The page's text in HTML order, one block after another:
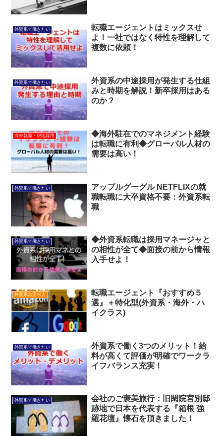
外資系で働きたい
転職エージェントはミックスせ
よ！一社ではなく特性を理解して
複数に依頼！
外資系で働きたい
外資系の中途採用が発生する仕組
みと時期を解説！新卒採用はある
のか？
海外就職・現地採用
◆海外駐在でのマネジメント経験
は転職に有利◆グローバル人材の
需要は高い！
外資系で働きたい
アップルグーグル NETFLIXの就
職転職に大卒資格不要：外資系転
職
外資系で働きたい
◆外資系転職は採用マネージャと
の相性が全て◆面接の前から情報
入手せよ！
外資系お宝求人
転職エージェント『おすすめ５
選』＋特化型(外資系・海外・ハ
イクラス)
外資系で働きたい
外資系で働く3つのメリット！給
料が高くて評価が明確でワークラ
イフバランス充実！
外資系で働きたい
会社のご褒美旅行：旧閑院宮別邸
跡地で日本を代表する『箱根 強
羅花壇』懐石を頂きました！